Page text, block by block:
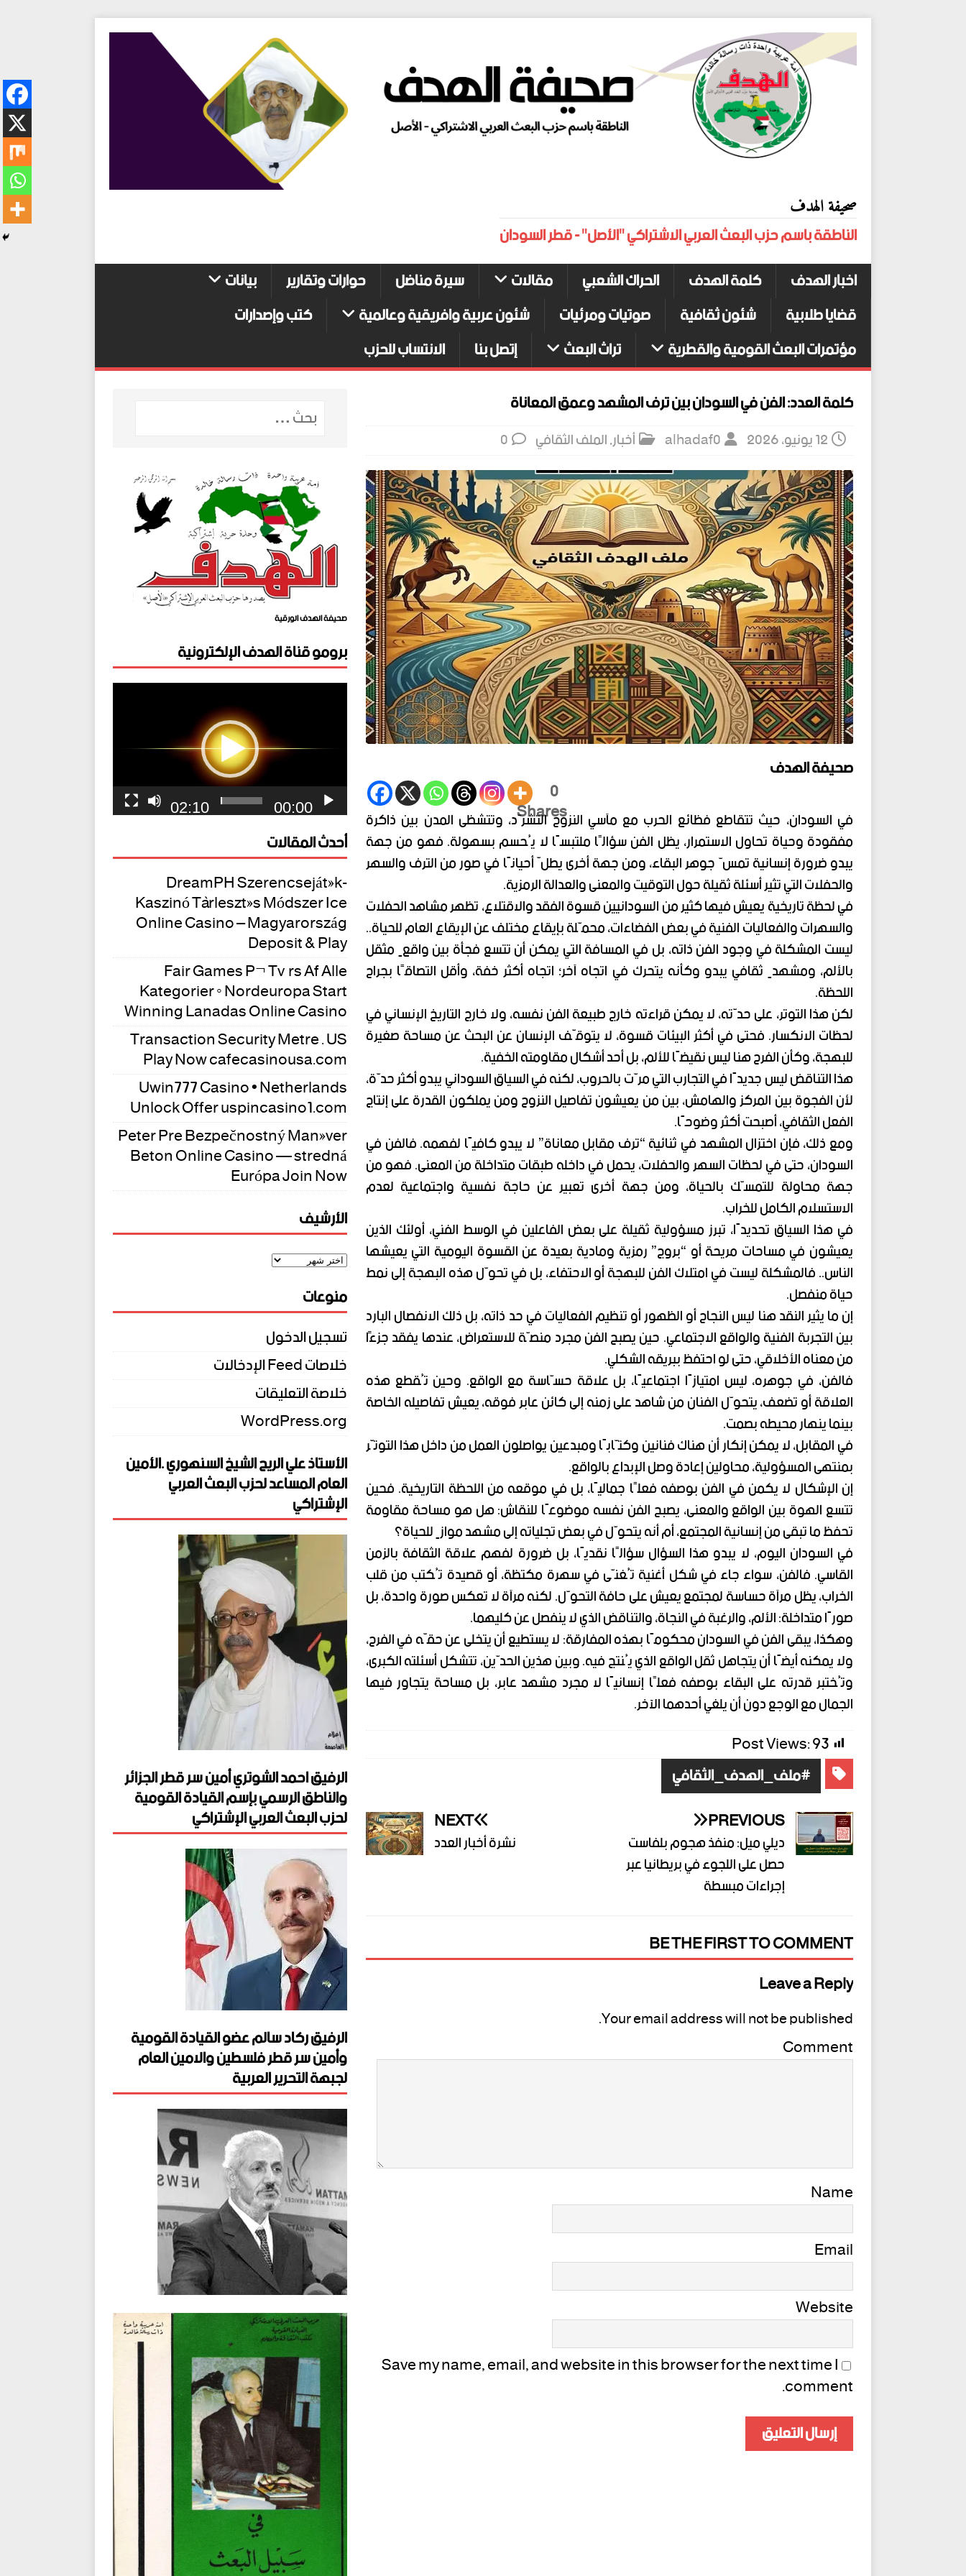
صحيفة الهدف
الناطقة باسم حزب البعث العربي الاشتراكي "الأصل" - قطر السودان
اخبار الهدف
كلمة الهدف الحراك الشعبي مقالات سيرة مناضل حوارات وتقارير
بيانات
قضايا طلابية
شئون ثقافية صوتيات ومرئيات شئون عربية وافريقية وعالمية
كتب وإصدارات
مؤتمرات البعث القومية والقطرية
تراث البعث إتصل بنا
الانتساب للحزب
كلمة العدد: الفن في السودان بين ترف المشهد وعمق المعاناة
12 يونيو، 2026 alhadaf0 أخبار,الملف الثقافي 0
صحيفة الهدف
0
Shares
في السودان، حيث تتقاطع فظائع الحرب مع مآسي النزوح التشرّد، وتتشظى المدن بين ذاكرة
مفقودة وحياة تحاول الاستمرار، يظل الفن سؤالًا ملتبسًا لا يُحسم بسهولة. فهو من جهة
يبدو ضرورة إنسانية تمسّ جوهر البقاء، ومن جهة أخرى يطلّ أحيانًا في صور من الترف والسهر
والحفلات التي تثير أسئلة ثقيلة حول التوقيت والمعنى والعدالة الرمزية.
في لحظة تاريخية يعيش فيها كثير من السودانيين قسوة الفقد والاقتلاع، تظهر مشاهد الحفلات
والسهرات والفعاليات الفنية في بعض الفضاءات، محمّلة بإيقاع مختلف عن الإيقاع العام للحياة..
ليست المشكلة في وجود الفن ذاته، بل في المسافة التي يمكن أن تتسع فجأة بين واقعٍ مثقل
بالألم، ومشهدٍ ثقافي يبدو وكأنه يتحرك في اتجاه آخر؛ اتجاه أكثر خفة، وأقل التصاقًا بجراح
اللحظة.
لكن هذا التوتر، على حدّته، لا يمكن قراءته خارج طبيعة الفن نفسه، ولا خارج التاريخ الإنساني في
لحظات الانكسار. فحتى في أكثر البيئات قسوة، لا يتوقّف الإنسان عن البحث عن مساحة صغيرة
للبهجة، وكأن الفرح هنا ليس نقيضًا للألم، بل أحد أشكال مقاومته الخفية.
هذا التناقض ليس جديدًا في التجارب التي مرّت بالحروب، لكنه في السياق السوداني يبدو أكثر حدّة،
لأن الفجوة بين المركز والهامش، بين من يعيشون تفاصيل النزوح ومن يملكون القدرة على إنتاج
الفعل الثقافي، أصبحت أكثر وضوحًا.
ومع ذلك، فإن اختزال المشهد في ثنائية “ترف مقابل معاناة” لا يبدو كافيًا لفهمه. فالفن في
السودان، حتى في لحظات السهر والحفلات، يحمل في داخله طبقات متداخلة من المعنى. فهو من
جهة محاولة للتمسّك بالحياة، ومن جهة أخرى تعبير عن حاجة نفسية واجتماعية لعدم
الاستسلام الكامل للخراب.
في هذا السياق تحديدًا، تبرز مسؤولية ثقيلة على بعض الفاعلين في الوسط الفني، أولئك الذين
يعيشون في مساحات مريحة أو “بروج” رمزية ومادية بعيدة عن القسوة اليومية التي يعيشها
الناس.. فالمشكلة ليست في امتلاك الفن للبهجة أو الاحتفاء، بل في تحوّل هذه البهجة إلى نمط
حياة منفصل.
إن ما يثير النقد هنا ليس النجاح أو الظهور أو تنظيم الفعاليات في حد ذاته، بل ذلك الانفصال البارد
بين التجربة الفنية والواقع الاجتماعي. حين يصبح الفن مجرد منصّة للاستعراض، عندها يفقد جزءًا
من معناه الأخلاقي، حتى لو احتفظ ببريقه الشكلي.
فالفن، في جوهره، ليس امتيازًا اجتماعيًا، بل علاقة حسّاسة مع الواقع. وحين تُقطع هذه
العلاقة أو تضعف، يتحوّل الفنان من شاهد على زمنه إلى كائن عابر فوقه، يعيش تفاصيله الخاصة
بينما ينهار محيطه بصمت.
في المقابل، لا يمكن إنكار أن هناك فنانين وكتّابًا ومبدعين يواصلون العمل من داخل هذا التوتّر
بمنتهى المسؤولية، محاولين إعادة وصل الإبداع بالواقع.
إن الإشكال لا يكمن في الفن بوصفه فعلًا جماليًا، بل في موقعه من اللحظة التاريخية. فحين
تتسع الهوة بين الواقع والمعنى، يصبح الفن نفسه موضوعًا للنقاش: هل هو مساحة مقاومة
تحفظ ما تبقى من إنسانية المجتمع، أم أنه يتحوّل في بعض تجلياته إلى مشهد موازٍ للحياة؟
في السودان اليوم، لا يبدو هذا السؤال سؤالًا نقديًا، بل ضرورة لفهم علاقة الثقافة بالزمن
القاسي. فالفن، سواء جاء في شكل أغنية تُغنّى في سهرة مكتظة، أو قصيدة تُكتب من قلب
الخراب، يظل مرآة حساسة لمجتمع يعيش على حافة التحوّل. لكنه مرآة لا تعكس صورة واحدة، بل
صورًا متداخلة: الألم، والرغبة في النجاة، والتناقض الذي لا ينفصل عن كليهما.
وهكذا، يبقى الفن في السودان محكومًا بهذه المفارقة: لا يستطيع أن يتخلى عن حقّه في الفرح،
ولا يمكنه أيضًا أن يتجاهل ثقل الواقع الذي يُنتج فيه. وبين هذين الحدّين، تتشكل أسئلته الكبرى،
وتُختبر قدرته على البقاء بوصفه فعلًا إنسانيًا لا مجرد مشهد عابر، بل مساحة يتجاور فيها
الجمال مع الوجع دون أن يلغي أحدهما الآخر.
Post Views:93
#ملف_الهدف_الثقافي
PREVIOUS
ديلي ميل: منفذ هجوم بلفاست
حصل على اللجوء في بريطانيا عبر
إجراءات مبسطة
NEXT
نشرة أخبار العدد
BE THE FIRST TO COMMENT
Leave a Reply
Your email address will not be published.
Comment
Name
Email
Website
Save my name, email, and website in this browser for the next time I
comment.
صحيفة الهدف الورقية
برومو قناة الهدف الإلكترونية
مشغل
00:00
02:10
أحدث المقالات
DreamPH Szerencsejáték-
Kaszinó Törlesztés Módszer Ice
Online Casino – Magyarország
Deposit & Play
Fair Games På Tværs Af Alle
Kategorier ◦ Nordeuropa Start
Winning Lanadas Online Casino
Transaction Security Metre . US
Play Now cafecasinousa.com
Uwin777 Casino • Netherlands
Unlock Offer uspincasino1.com
Peter Pre Bezpečnostný Manéver
Beton Online Casino — stredná
Európa Join Now
الأرشيف
منوعات
تسجيل الدخول
خلاصات Feed الإدخالات
خلاصة التعليقات
WordPress.org
الأستاذ علي الريح الشيخ السنهوري .الأمين
العام المساعد لحزب البعث العربي
الإشتراكي
الرفيق احمد الشوتري أمين سر قطر الجزائر
والناطق الرسمي بإسم القيادة القومية
لحزب البعث العربي الإشتراكي
الرفيق ركاد سالم عضو القيادة القومية
وأمين سر قطر فلسطين والامين العام
لجبهة التحرير العربية